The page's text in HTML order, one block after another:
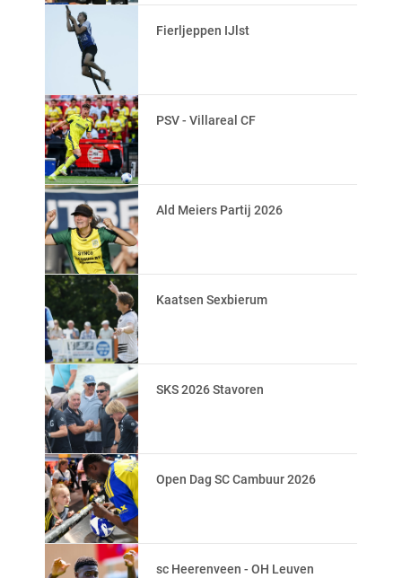
Fierljeppen IJlst
PSV - Villareal CF
Ald Meiers Partij 2026
Kaatsen Sexbierum
SKS 2026 Stavoren
Open Dag SC Cambuur 2026
sc Heerenveen - OH Leuven